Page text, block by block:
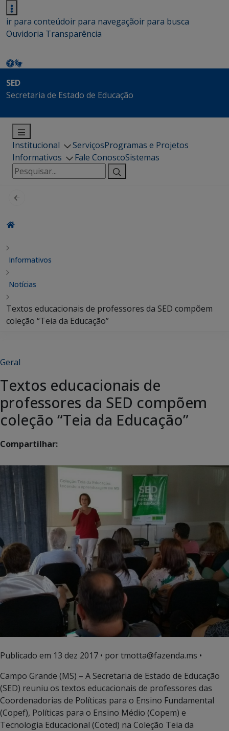
ir para conteúdoir para navegaçãoir para busca
Ouvidoria Transparência
SED
Secretaria de Estado de Educação
Institucional ServiçosProgramas e Projetos
Informativos
Fale ConoscoSistemas
Pesquisar
por:
Informativos
Notícias
Textos educacionais de professores da SED compõem
coleção “Teia da Educação”
Geral
Textos educacionais de
professores da SED compõem
coleção “Teia da Educação”
Compartilhar:
Publicado em 13 dez 2017 • por tmotta@fazenda.ms •
Campo Grande (MS) – A Secretaria de Estado de Educação
(SED) reuniu os textos educacionais de professores das
Coordenadorias de Políticas para o Ensino Fundamental
(Copef), Políticas para o Ensino Médio (Copem) e
Tecnologia Educacional (Coted) na Coleção Teia da